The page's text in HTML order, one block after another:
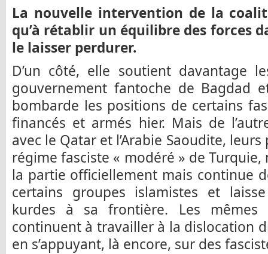
La nouvelle intervention de la
qu’à rétablir un équilibre des forces
le laisser perdurer.
D’un côté, elle soutient davantage
gouvernement fantoche de Bagdad
bombarde les positions de certains
financés et armés hier. Mais de
avec le Qatar et l’Arabie Saoudite,
régime fasciste « modéré » de Turquie,
la partie officiellement mais continue
certains groupes islamistes et
kurdes à sa frontière. Les mêmes
continuent à travailler à la dislocation
en s’appuyant, là encore, sur des